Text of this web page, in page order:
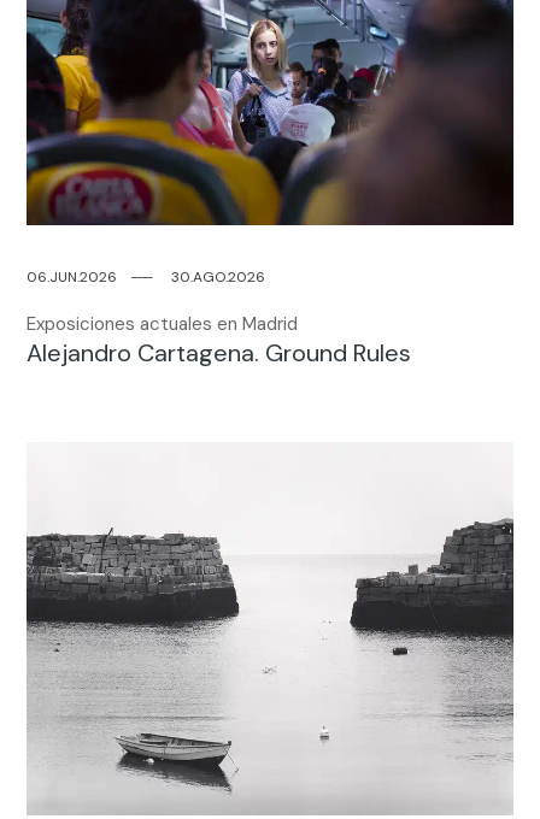
06.JUN.2026── 30.AGO.2026
Exposiciones actuales en Madrid
Alejandro Cartagena. Ground Rules